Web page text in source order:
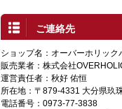
ご連絡先
ショップ名：オーバーホリック
販売業者：株式会社
運営責任者：秋好 佑恒
所在地：〒879-4331 大分県玖
電話番号：0973-77-3838